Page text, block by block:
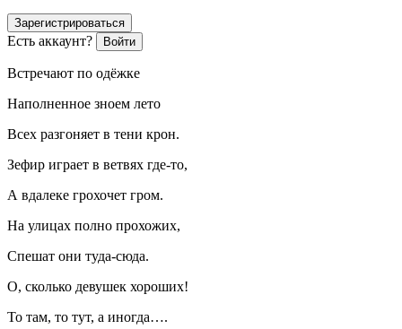
Зарегистрироваться
Есть аккаунт? Войти
Встречают по одёжке
Наполненное зноем лето
Всех разгоняет в тени крон.
Зефир играет в ветвях где-то,
А вдалеке грохочет гром.
На улицах полно прохожих,
Спешат они туда-сюда.
О, сколько девушек хороших!
То там, то тут, а иногда….